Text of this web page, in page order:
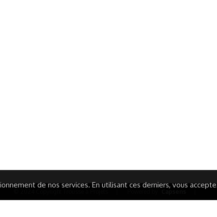
de nos services. En utilisant ces derniers, vous